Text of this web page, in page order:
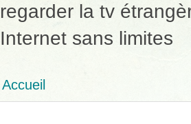
regarder la tv
Internet sans limites
Accueil